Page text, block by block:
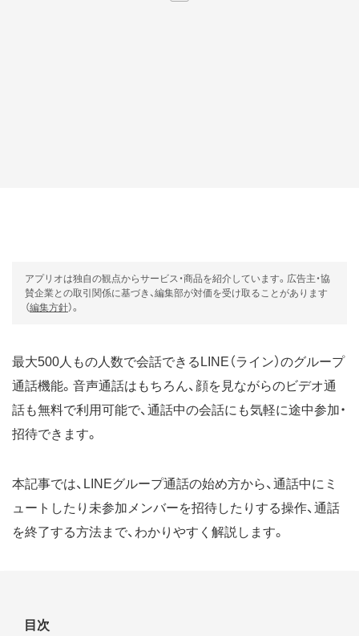
アプリオは独自の観点からサービス・商品を紹介しています。広告主・協
賛企業との取引関係に基づき、編集部が対価を受け取ることがあります
（編集方針）。
最大500人もの人数で会話できるLINE（ライン）のグループ
通話機能。音声通話はもちろん、顔を見ながらのビデオ通
話も無料で利用可能で、通話中の会話にも気軽に途中参加・
招待できます。
本記事では、LINEグループ通話の始め方から、通話中にミ
ュートしたり未参加メンバーを招待したりする操作、通話
を終了する方法まで、わかりやすく解説します。
目次